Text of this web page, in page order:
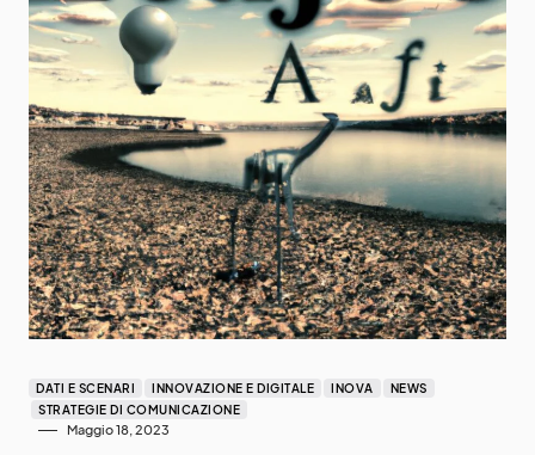
DATI E SCENARI INNOVAZIONE E DIGITALE INOVA
NEWS
STRATEGIE DI COMUNICAZIONE
Maggio 18, 2023